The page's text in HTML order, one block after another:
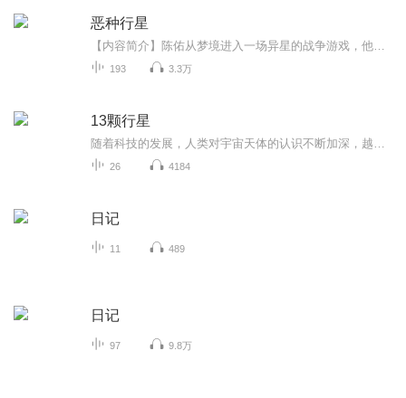
恶种行星
193 3.3万
13颗行星
26 4184
日记
11 489
日记
97 9.8万